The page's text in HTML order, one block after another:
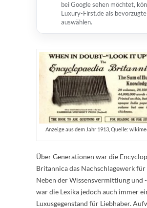
bei Google sehen möchtet,
Luxury-First.de als
auswählen.
Anzeige aus dem Jahr 1913, Quelle:
Über Generationen war die
Britannica das Nachschlagewerk für
Neben der Wissensvermittlung und
war die Lexika jedoch auch immer
Luxusgegenstand für Liebhaber.